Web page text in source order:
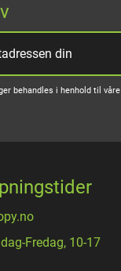
behandles i henhold til våre
Fredag, 10-17